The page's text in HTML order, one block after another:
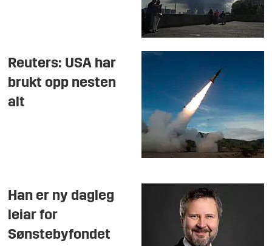
Reuters: USA har
brukt opp nesten
alt
Han er ny dagleg
leiar for
Sønstebyfondet